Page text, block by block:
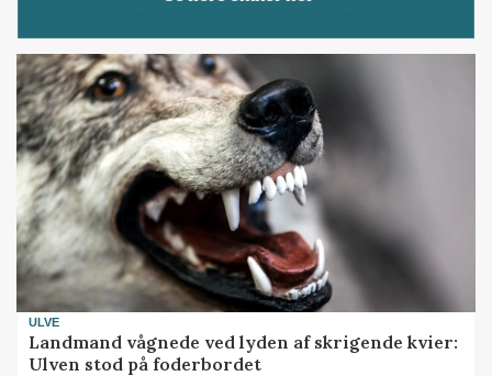
ULVE
Landmand vågnede ved lyden af skrigende kvier:
Ulven stod på foderbordet